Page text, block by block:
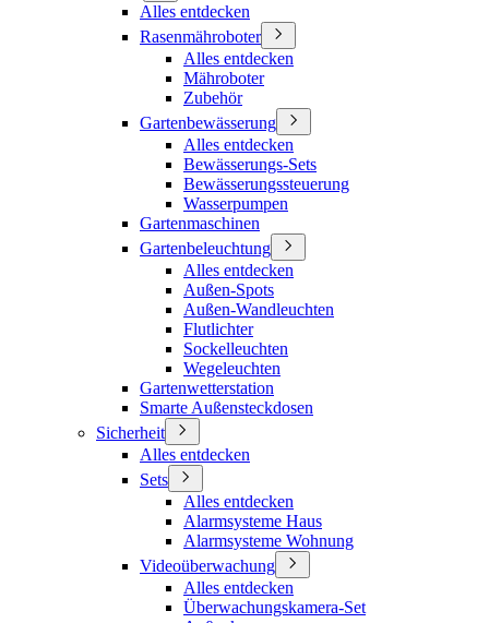
Alles entdecken
Rasenmähroboter
Alles entdecken
Mähroboter
Zubehör
Gartenbewässerung
Alles entdecken
Bewässerungs-Sets
Bewässerungssteuerung
Wasserpumpen
Gartenmaschinen
Gartenbeleuchtung
Alles entdecken
Außen-Spots
Außen-Wandleuchten
Flutlichter
Sockelleuchten
Wegeleuchten
Gartenwetterstation
Smarte Außensteckdosen
Sicherheit
Alles entdecken
Sets
Alles entdecken
Alarmsysteme Haus
Alarmsysteme Wohnung
Videoüberwachung
Alles entdecken
Überwachungskamera-Set